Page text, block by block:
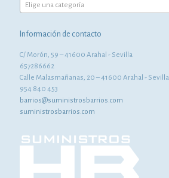
Elige una categoría
Información de contacto
C/ Morón, 59 – 41600 Arahal - Sevilla
657286662
Calle Malasmañanas, 20 – 41600 Arahal - Sevilla
954 840 453
barrios@suministrosbarrios.com
suministrosbarrios.com